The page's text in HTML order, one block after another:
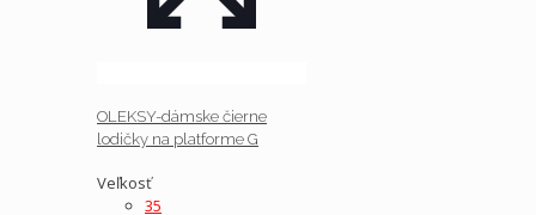
OLEKSY-dámske čierne
lodičky na platforme G
Veľkosť
35